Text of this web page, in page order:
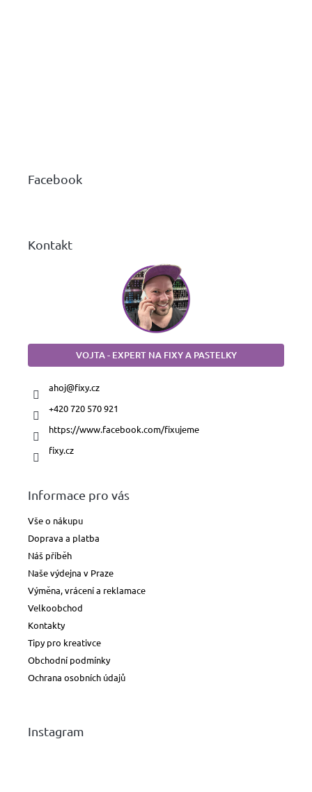
Facebook
Kontakt
VOJTA - EXPERT NA FIXY A PASTELKY
ahoj@fixy.cz
+420 720 570 921
https://www.facebook.com/fixujeme
fixy.cz
Informace pro vás
Vše o nákupu
Doprava a platba
Náš příběh
Naše výdejna v Praze
Výměna, vrácení a reklamace
Velkoobchod
Kontakty
Tipy pro kreativce
Obchodní podmínky
Ochrana osobních údajů
Instagram